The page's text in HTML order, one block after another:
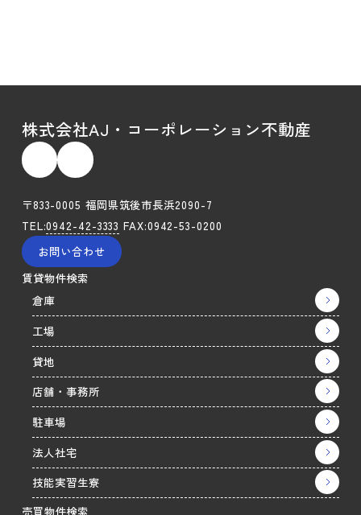
株式会社AJ・コーポレーション不動産
〒833-0005 福岡県筑後市長浜2090-7
TEL:0942-42-3333 FAX:0942-53-0200
お問い合わせ
賃貸物件検索
倉庫
工場
貸地
店舗・事務所
駐車場
法人社宅
技能実習生寮
売買物件検索